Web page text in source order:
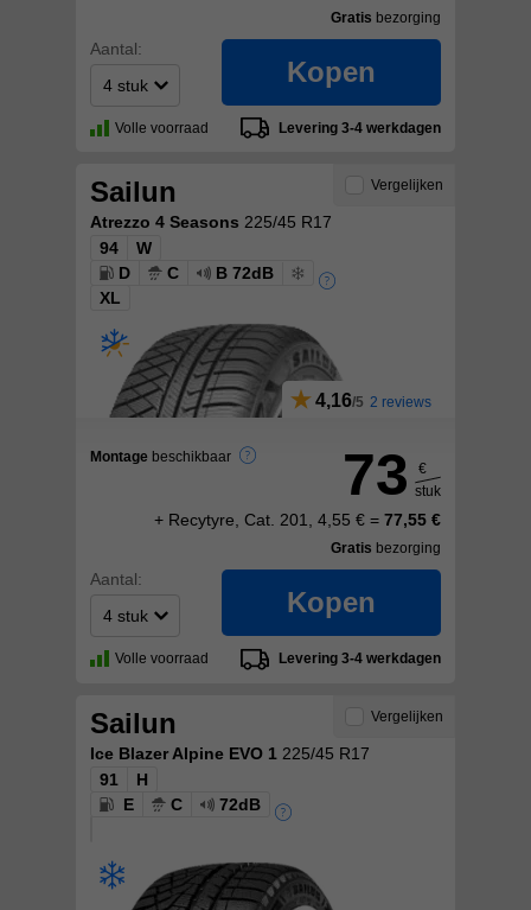
Gratis bezorging
Aantal:
Kopen
Volle voorraad Levering 3-4 werkdagen
Sailun
Atrezzo 4 Seasons 225/45 R17
94
W
D
C
B 72dB
XL
4,16 2 reviews
Montage beschikbaar
Vergelijken
73
€
stuk
+ Recytyre, Cat. 201, 4,55 € = 77,55 €
Gratis bezorging
Aantal:
Kopen
Volle voorraad Levering 3-4 werkdagen
Sailun
Ice Blazer Alpine EVO 1 225/45 R17
91
H
E
C 72dB
Vergelijken